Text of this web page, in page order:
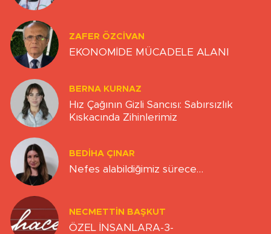
ZAFER ÖZCIVAN
EKONOMİDE MÜCADELE ALANI
BERNA KURNAZ
Hız Çağının Gizli Sancısı: Sabırsızlık
Kıskacında Zihinlerimiz
BEDIHA ÇINAR
Nefes alabildiğimiz sürece…
NECMETTIN BAŞKUT
ÖZEL İNSANLARA-3-